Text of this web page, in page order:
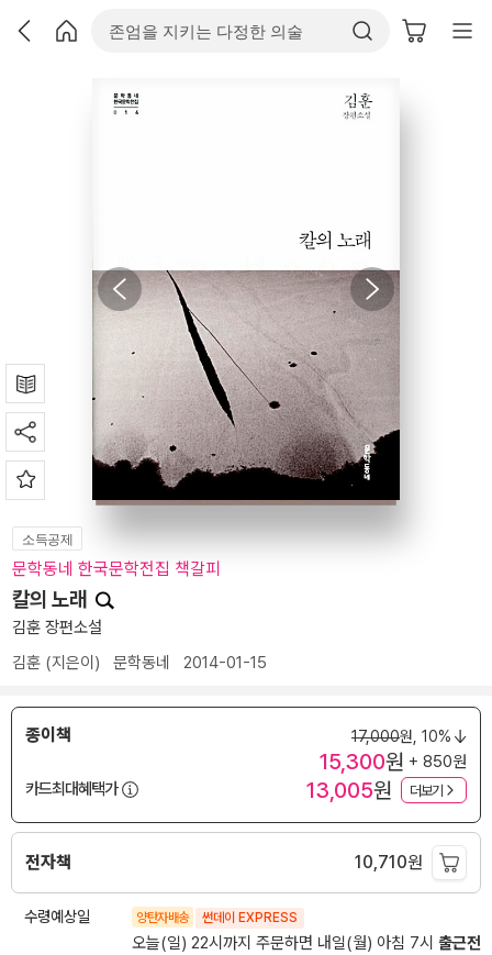
소득공제
문학동네 한국문학전집 책갈피
칼의 노래
김훈 장편소설
김훈 (지은이) 문학동네 2014-01-15
종이책 17,000원, 10%
15,300원 + 850원
카드최대혜택가
13,005원 더보기
전자책 10,710원
수령예상일 양탄자배송 썬데이 EXPRESS
오늘(일) 22시까지 주문하면 내일(월) 아침 7시 출근전